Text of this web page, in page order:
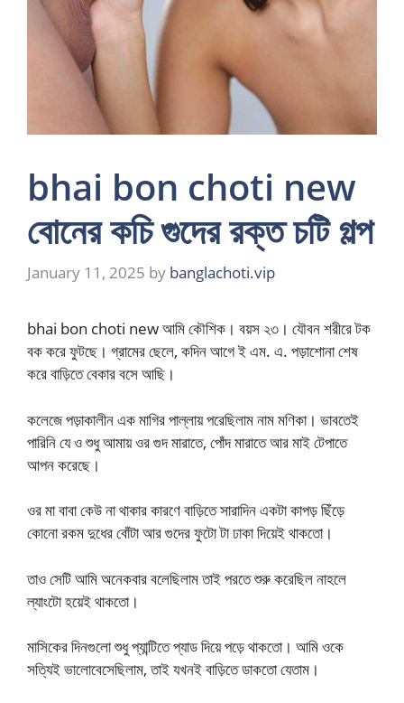
bhai bon choti new
বোনের কচি গুদের রক্ত চটি গল্প
January 11, 2025 by banglachoti.vip
bhai bon choti new আমি কৌশিক। বয়স ২৩। যৌবন শরীরে টক
বক করে ফুটছে। গ্রামের ছেলে, কদিন আগে ই এম. এ. পড়াশোনা শেষ
করে বাড়িতে বেকার বসে আছি।
কলেজে পড়াকালীন এক মাগির পাল্লায় পরেছিলাম নাম মণিকা। ভাবতেই
পারিনি যে ও শুধু আমায় ওর গুদ মারাতে, পোঁদ মারাতে আর মাই টেপাতে
আপন করেছে।
ওর মা বাবা কেউ না থাকার কারণে বাড়িতে সারাদিন একটা কাপড় ছিঁড়ে
কোনো রকম দুধের বোঁটা আর গুদের ফুটো টা ঢাকা দিয়েই থাকতো।
তাও সেটি আমি অনেকবার বলেছিলাম তাই পরতে শুরু করেছিল নাহলে
ল্যাংটো হয়েই থাকতো।
মাসিকের দিনগুলো শুধু প্যান্টিতে প্যাড দিয়ে পড়ে থাকতো। আমি ওকে
সত্যিই ভালোবেসেছিলাম, তাই যখনই বাড়িতে ডাকতো যেতাম।